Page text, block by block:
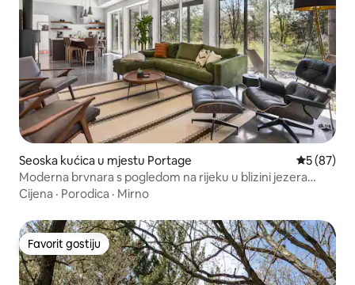
Seoska kućica u mjestu Portage Prosječna
5 (87)
Moderna brvnara s pogledom na rijeku u blizini jezera
Devil's Lake
Cijena · Porodica · Mirno
Favorit gostiju
Favorit gostiju